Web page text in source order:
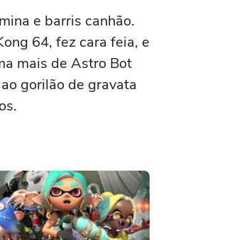
e barris canhão.
64, fez cara feia, e
mais de Astro Bot
gorilão de gravata